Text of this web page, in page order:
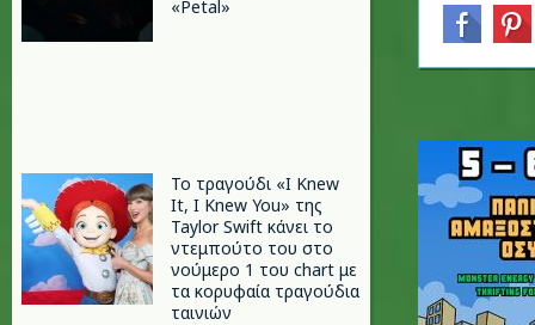
«Petal»
Το τραγούδι «I Knew
It, I Knew You» της
Taylor Swift κάνει το
ντεμπούτο του στο
νούμερο 1 του chart με
τα κορυφαία τραγούδια
ταινιών